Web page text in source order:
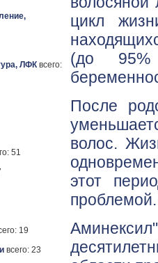
ЛФК всего:
51
19
всего: 23
цикл
(до 95%
После
волос.
этот
проблемой.